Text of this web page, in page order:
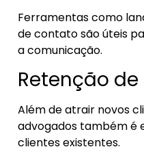
Ferramentas como
de contato são úteis
a comunicação.
Retenção
Além de atrair novos
advogados também é
clientes existentes.